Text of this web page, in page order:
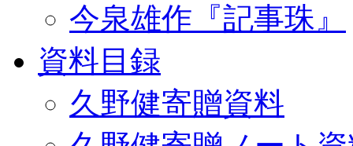
今泉雄作『記事珠』
資料目録
久野健寄贈資料